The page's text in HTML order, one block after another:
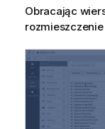
Obracając